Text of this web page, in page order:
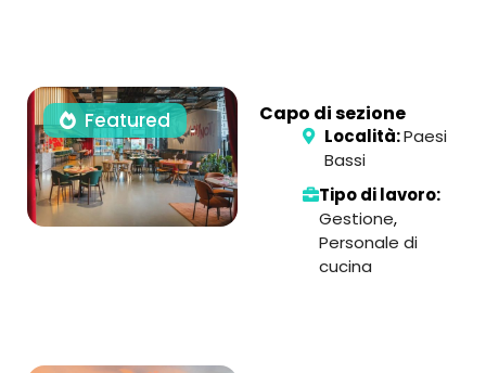
Featured Capo di sezione
Località:Paesi
Bassi
Tipo di lavoro:
Gestione,
Personale di
cucina